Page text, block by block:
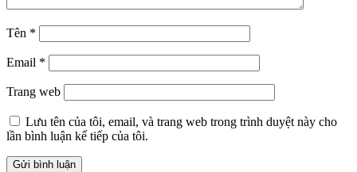
Tên *
Email *
Trang web
Lưu tên của tôi, email, và trang web trong trình duyệt này cho
lần bình luận kế tiếp của tôi.